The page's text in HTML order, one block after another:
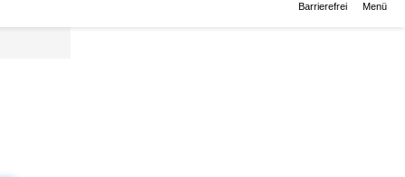
Barrierefrei Menü